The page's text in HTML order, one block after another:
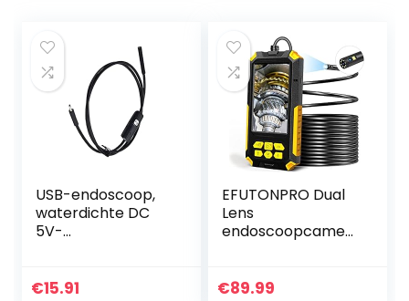
USB-endoscoop,
waterdichte DC
5V-
(11,5 ft))
€15.91
EFUTONPRO Dual
Lens
endoscoopcamer
inspectiecamera,
€89.99